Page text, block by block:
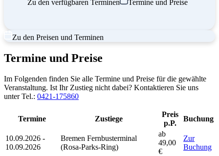
Zu den verfügbaren Terminen Termine und Preise
Zu den Preisen und Terminen
Termine und Preise
Im Folgenden finden Sie alle Termine und Preise für die gewählte
Veranstaltung. Ist Ihr Zustieg nicht dabei? Kontaktieren Sie uns
unter Tel.: 0421-175860
Termine Zustiege
Preis
p.P.
Buchung
10.09.2026 -
10.09.2026
Bremen Fernbusterminal
(Rosa-Parks-Ring)
ab
49,00
€
Zur
Buchung